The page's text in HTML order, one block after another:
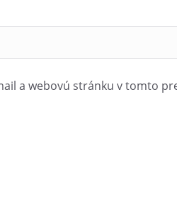
a webovú stránku v tomto